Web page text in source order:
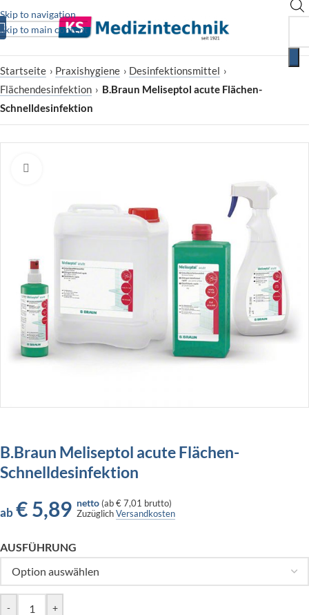
Skip to navigation
Skip to main content
Startseite › Praxishygiene › Desinfektionsmittel ›
Flächendesinfektion › B.Braun Meliseptol acute Flächen-
Schnelldesinfektion
B.Braun Meliseptol acute Flächen-
Schnelldesinfektion
ab €5,89 netto (ab€ 7,01 brutto)
ZuzüglichVersandkosten
AUSFÜHRUNG
- +